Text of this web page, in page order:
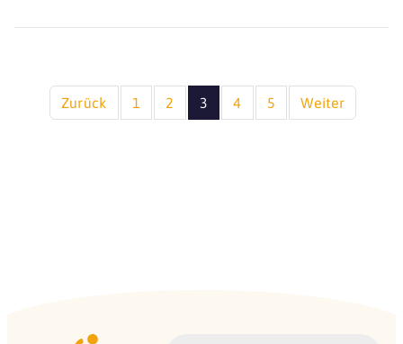
Zurück 1 2 3 4 5 Weiter